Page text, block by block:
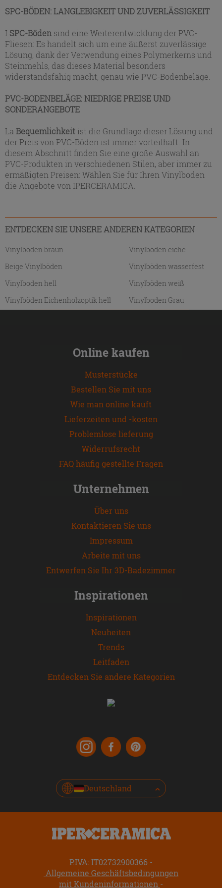
SPC-BÖDEN: LANGLEBIGKEIT UND ZUVERLÄSSIGKEIT
I SPC-Böden sind eine Weiterentwicklung der PVC-
Fliesen: Es handelt sich um eine äußerst zuverlässige
Lösung, dank der Verwendung eines Polymerkerns und
Steinmehls, das dieses Material besonders
widerstandsfähig macht, genau wie PVC-Bodenbeläge.
PVC-BODENBELÄGE: NIEDRIGE PREISE UND
SONDERANGEBOTE
La Bequemlichkeit ist die Grundlage dieser Lösung und
der Preis von PVC-Böden ist immer vorteilhaft. In
diesem Abschnitt finden Sie eine große Auswahl an
PVC-Produkten in verschiedenen Stilen, aber immer zu
ermäßigten Preisen: Wählen Sie für Ihren Vinylboden
die Angebote von IPERCERAMICA.
ENTDECKEN SIE UNSERE ANDEREN KATEGORIEN
Vinylböden braun
Vinylböden eiche
Beige Vinylböden
Vinylböden wasserfest
Vinylboden hell
Vinylböden weiß
Vinylböden Eichenholzoptik hell
Vinylboden Grau
Online kaufen
Musterstücke
Bestellen Sie mit uns
Wie man online kauft
Lieferzeiten und -kosten
Problemlose lieferung
Widerrufsrecht
FAQ häufig gestellte Fragen
Unternehmen
Über uns
Kontaktieren Sie uns
Impressum
Arbeite mit uns
Entwerfen Sie Ihr 3D-Badezimmer
Inspirationen
Inspirationen
Neuheiten
Trends
Leitfaden
Entdecken Sie andere Kategorien
Deutschland
P.IVA: IT02732900366
Allgemeine Geschäftsbedingungen
mit Kundeninformationen